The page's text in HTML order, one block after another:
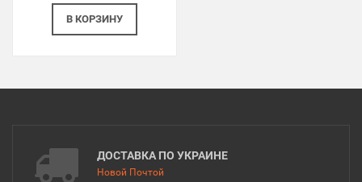
В КОРЗИНУ
ДОСТАВКА ПО УКРАИНЕ
Новой Почтой